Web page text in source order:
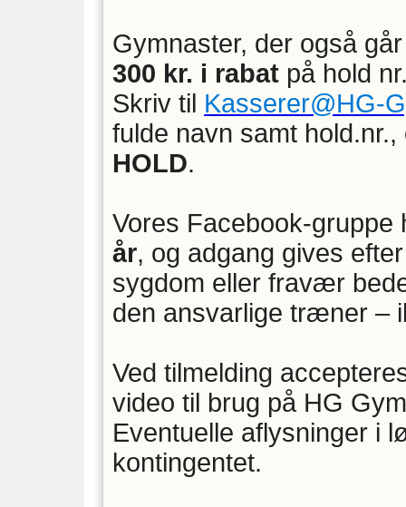
Gymnaster, der også
300 kr. i rabat på hold
Skriv til Kasserer@HG-
fulde navn samt
HOLD.
Vores Facebook-
år, og adgang gives
sygdom eller fravær
den ansvarlige træner –
Ved tilmelding
video til brug på HG
Eventuelle aflysninger i
kontingentet.